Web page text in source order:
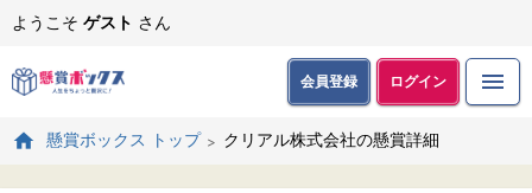
ようこそ ゲスト さん
会員登録 ログイン
懸賞ボックス トップ クリアル株式会社の懸賞詳細